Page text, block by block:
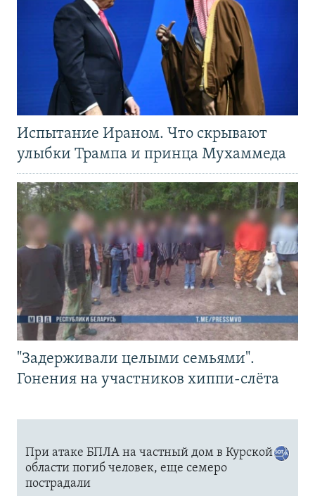
Испытание Ираном. Что скрывают
улыбки Трампа и принца Мухаммеда
"Задерживали целыми семьями".
Гонения на участников хиппи-слёта